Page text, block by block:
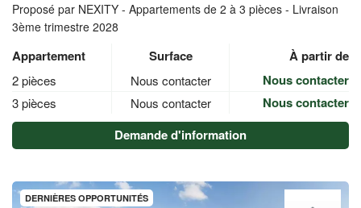
Proposé par NEXITY - Appartements de 2 à 3 pièces - Livraison
3ème trimestre 2028
Appartement Surface À partir de
2 pièces Nous contacter Nous contacter
3 pièces Nous contacter
Nous contacter
Demande d'information
DERNIÈRES OPPORTUNITÉS